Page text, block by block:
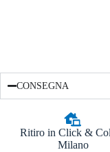
CONSEGNA
Ritiro in Click &
Milano